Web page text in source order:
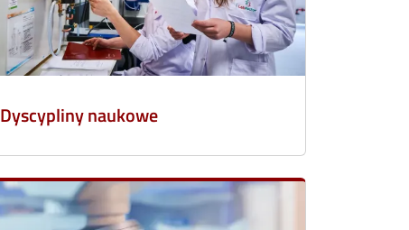
Dyscypliny naukowe